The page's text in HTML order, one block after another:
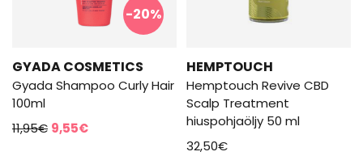
-20%
GYADA COSMETICS
Gyada Shampoo Curly Hair
100ml
11,95€ Alkuperäinen
9,55€Nykyinen
HEMPTOUCH
Hemptouch Revive CBD
Scalp Treatment
hiuspohjaöljy 50 ml
32,50€